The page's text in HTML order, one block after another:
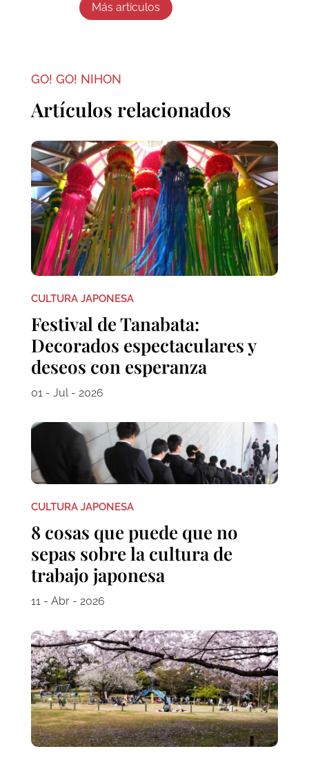
Más artículos
GO! GO! NIHON
Artículos relacionados
CULTURA JAPONESA
Festival de Tanabata:
Decorados espectaculares y
deseos con esperanza
01 - Jul - 2026
CULTURA JAPONESA
8 cosas que puede que no
sepas sobre la cultura de
trabajo japonesa
11 - Abr - 2026